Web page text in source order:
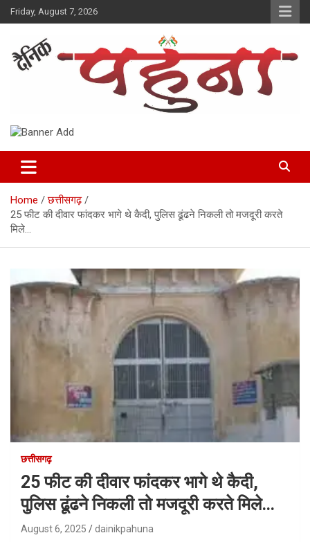
Skip
to
Friday, August 7, 2026
Dainik Pahuna
Home
छत्तीसगढ़
25 फीट की दीवार फांदकर भागे थे कैदी, पुलिस ढूंढने निकली तो मजदूरी करते
मिले…
छत्तीसगढ़
25 फीट की दीवार फांदकर भागे थे कैदी,
पुलिस ढूंढने निकली तो मजदूरी करते मिले…
August 6, 2025 dainikpahuna